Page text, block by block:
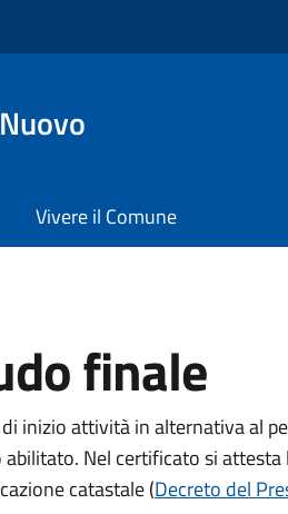
Vivere il Comune
finale
inizio attività in alternativa al
Nel certificato si
catastale (Decreto del